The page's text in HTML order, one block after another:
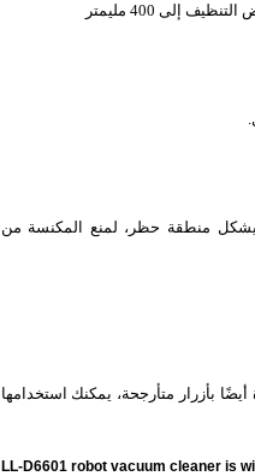
منطقة حظر، لمنع المكنسة من
بأزرار متأرجحة، يمكنك استخدامها
LL-D6601 robot vacuum cleaner is